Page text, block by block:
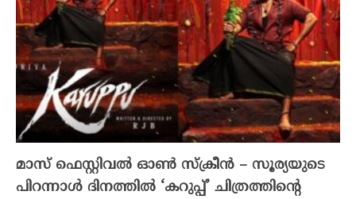
മാസ് ഫെസ്റ്റിവൽ ഓൺ സ്‌ക്രീൻ – സൂര്യയുടെ
പിറന്നാൾ ദിനത്തിൽ ‘കറുപ്പ്’ ചിത്രത്തിന്റെ